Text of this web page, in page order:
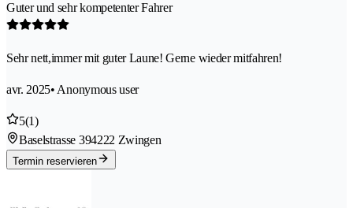
Guter und sehr kompetenter Fahrer
Sehr nett,immer mit guter Laune! Gerne wieder mitfahren!
avr. 2025• Anonymous user
5(1)
Baselstrasse 394222 Zwingen
Termin reservieren